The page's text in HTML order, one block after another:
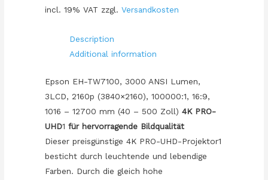
incl. 19% VAT zzgl.Versandkosten
Description
Additional information
Epson EH-TW7100, 3000 ANSI Lumen,
3LCD, 2160p (3840×2160), 100000:1, 16:9,
1016 – 12700 mm (40 – 500 Zoll)4K PRO-
UHD1für hervorragende Bildqualität
Dieser preisgünstige 4K PRO-UHD-Projektor1
besticht durch leuchtende und lebendige
Farben. Durch die gleich hohe